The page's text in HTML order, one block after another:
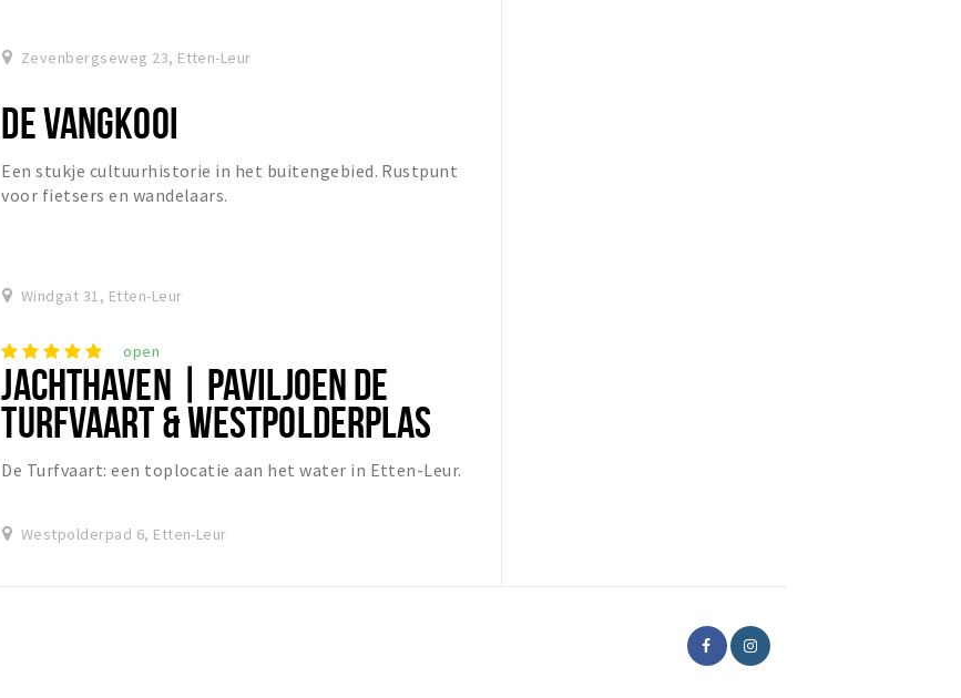
Zevenbergseweg 23, Etten-Leur
DE VANGKOOI
Een stukje cultuurhistorie in het buitengebied. Rustpunt
voor fietsers en wandelaars.
Windgat 31, Etten-Leur
open
JACHTHAVEN | PAVILJOEN DE
TURFVAART & WESTPOLDERPLAS
De Turfvaart: een toplocatie aan het water in Etten-Leur.
Westpolderpad 6, Etten-Leur